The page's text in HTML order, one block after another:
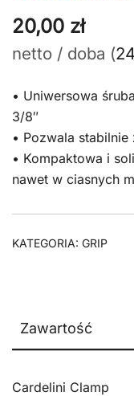
20,00 zł
netto / doba (
• Uniwersowa
3/8″
• Pozwala
• Kompaktowa i
nawet w ciasnych
KATEGORIA: GRIP
Zawartość
Cardelini Clamp